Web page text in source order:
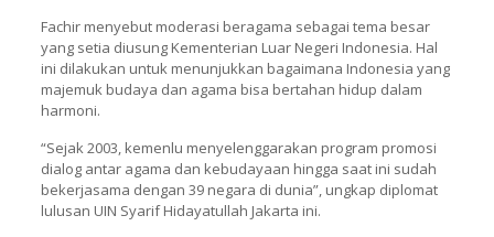
Fachir menyebut moderasi beragama sebagai tema besar
yang setia diusung Kementerian Luar Negeri Indonesia. Hal
ini dilakukan untuk menunjukkan bagaimana Indonesia yang
majemuk budaya dan agama bisa bertahan hidup dalam
harmoni.
“Sejak 2003, kemenlu menyelenggarakan program promosi
dialog antar agama dan kebudayaan hingga saat ini sudah
bekerjasama dengan 39 negara di dunia”, ungkap diplomat
lulusan UIN Syarif Hidayatullah Jakarta ini.